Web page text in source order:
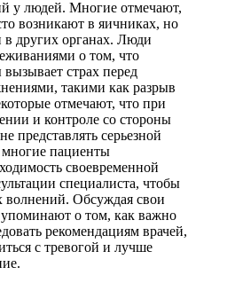
у людей. Многие отмечают,
возникают в яичниках, но
в других органах. Люди
о том, что
страх перед
такими как разрыв
отмечают, что при
и контроле со стороны
представлять серьезной
пациенты
своевременной
специалиста, чтобы
волнений. Обсуждая свои
о том, как важно
рекомендациям врачей,
с тревогой и лучше